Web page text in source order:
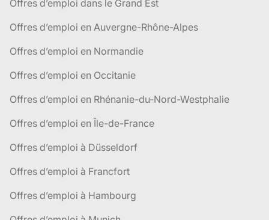
Offres d’emploi dans le Grand Est
Offres d’emploi en Auvergne-Rhône-Alpes
Offres d’emploi en Normandie
Offres d’emploi en Occitanie
Offres d’emploi en Rhénanie-du-Nord-Westphalie
Offres d’emploi en Île-de-France
Offres d’emploi à Düsseldorf
Offres d’emploi à Francfort
Offres d’emploi à Hambourg